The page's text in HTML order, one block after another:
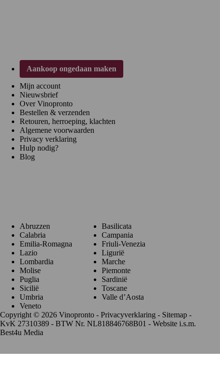
Aankoop ongedaan maken
Mijn account
Nieuwsbrief
Over Vinopronto
Bestellen & verzenden
Retouren, herroeping, klachten
Algemene voorwaarden
Privacy verklaring
Hulp nodig?
Blog
Abruzzen
Basilicata
Calabria
Campania
Emilia-Romagna
Friuli-Venezia
Lazio
Ligurië
Lombardia
Marche
Molise
Piemonte
Puglia
Sardinië
Sicilië
Toscane
Umbria
Valle d’Aosta
Veneto
Copyright © 2026 Vinopronto - Privacyverklaring - Sitemap -
KvK 27310389 - BTW Nr. NL818846768B01 - Website i.s.m.
Best4u Media